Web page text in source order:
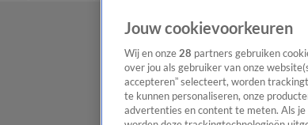
Jouw cookievoorkeuren
Wij en onze 28 partners gebruiken
over jou als gebruiker van onze
accepteren” selecteert, worden
te kunnen personaliseren, onze
advertenties en content te meten. Als